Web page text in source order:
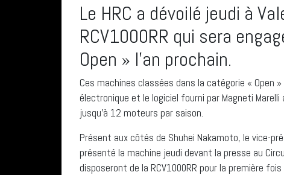
Le HRC a dévoilé jeudi à
RCV1000RR qui sera
Open » l’an prochain.
Ces machines classées dans la catégorie « Open
électronique et le logiciel fourni par Magneti
jusqu’à 12 moteurs par saison.
Présent aux côtés de Shuhei Nakamoto, le vice-
présenté la machine jeudi devant la presse au
disposeront de la RCV1000RR pour la première